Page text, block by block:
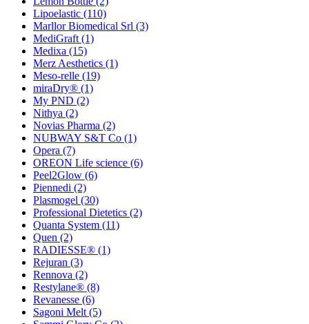
Lipoelastic (110)
Marllor Biomedical Srl (3)
MediGraft (1)
Medixa (15)
Merz Aesthetics (1)
Meso-relle (19)
miraDry® (1)
My PND (2)
Nithya (2)
Novias Pharma (2)
NUBWAY S&T Co (1)
Opera (7)
OREON Life science (6)
Peel2Glow (6)
Piennedi (2)
Plasmogel (30)
Professional Dietetics (2)
Quanta System (11)
Quen (2)
RADIESSE® (1)
Rejuran (3)
Rennova (2)
Restylane® (8)
Revanesse (6)
Sagoni Melt (5)